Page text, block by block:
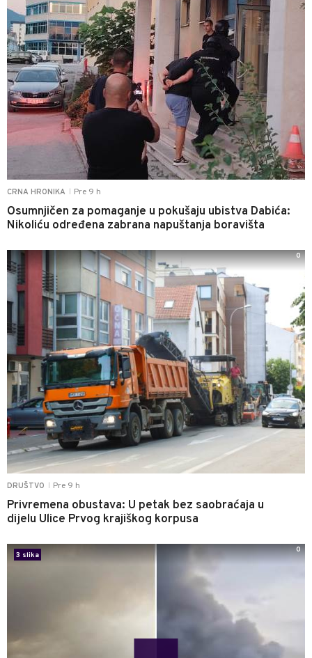
CRNA HRONIKA Pre 9 h
Osumnjičen za pomaganje u pokušaju ubistva Dabića:
Nikoliću određena zabrana napuštanja boravišta
DRUŠTVO Pre 9 h
Privremena obustava: U petak bez saobraćaja u
dijelu Ulice Prvog krajiškog korpusa
0
3 slika
0